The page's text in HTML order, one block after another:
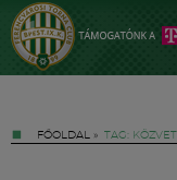
FŐOLDAL » TAG: